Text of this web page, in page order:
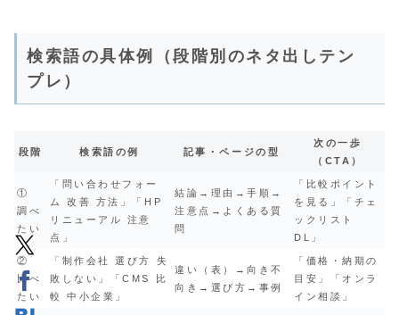
検索語の具体例（段階別のネタ出しテン
プレ）
段階 検索語の例 記事・ページの型
次の一歩
（CTA）
①
調べ
たい
「問い合わせフォー
ム 改善 方法」「HP
リニューアル 注意
点」
結論→理由→手順→
注意点→よくある質
問
「比較ポイント
を見る」「チェ
ックリスト
DL」
②
比べ
たい
「制作会社 選び方 失
敗しない」「CMS 比
較 中小企業」
違い（表）→向き不
向き→選び方→事例
「価格・納期の
目安」「オンラ
イン相談」